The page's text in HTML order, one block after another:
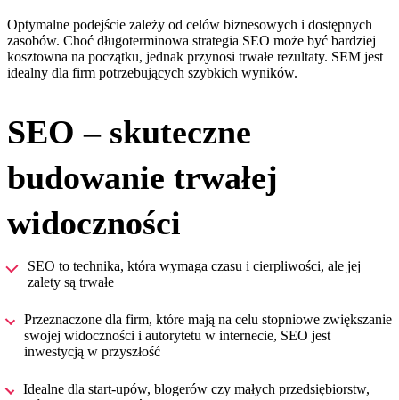
Optymalne podejście zależy od celów biznesowych i dostępnych
zasobów. Choć długoterminowa strategia SEO może być bardziej
kosztowna na początku, jednak przynosi trwałe rezultaty. SEM jest
idealny dla firm potrzebujących szybkich wyników.
SEO – skuteczne
budowanie trwałej
widoczności
SEO to technika, która wymaga czasu i cierpliwości, ale jej
zalety są trwałe
Przeznaczone dla firm, które mają na celu stopniowe zwiększanie
swojej widoczności i autorytetu w internecie, SEO jest
inwestycją w przyszłość
Idealne dla start-upów, blogerów czy małych przedsiębiorstw,